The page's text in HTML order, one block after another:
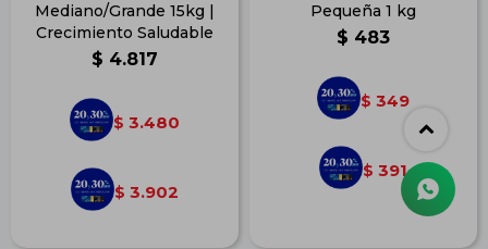
Mediano/Grande 15kg |
Crecimiento Saludable
$ 4.817
$ 3.480
$ 3.902
Pequeña 1 kg
$ 483
$ 349
$ 391